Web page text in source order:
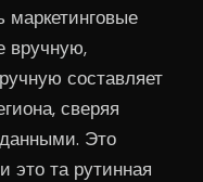
маркетинговые
вручную,
составляет
сверяя
Это
это та рутинная